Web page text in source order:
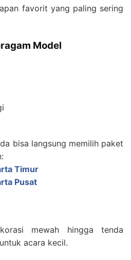
favorit yang paling sering
Model
bisa langsung memilih paket
Timur
Pusat
mewah hingga tenda
acara kecil.